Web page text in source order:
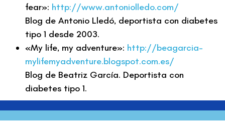
fear»: http://www.antoniolledo.com/
Blog de Antonio Lledó, deportista con diabetes
tipo 1 desde 2003.
«My life, my adventure»: http://beagarcia-
mylifemyadventure.blogspot.com.es/
Blog de Beatriz García. Deportista con
diabetes tipo 1.